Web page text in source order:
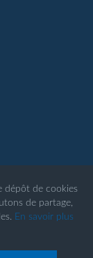
dépôt de cookies
de partage,
En savoir plus